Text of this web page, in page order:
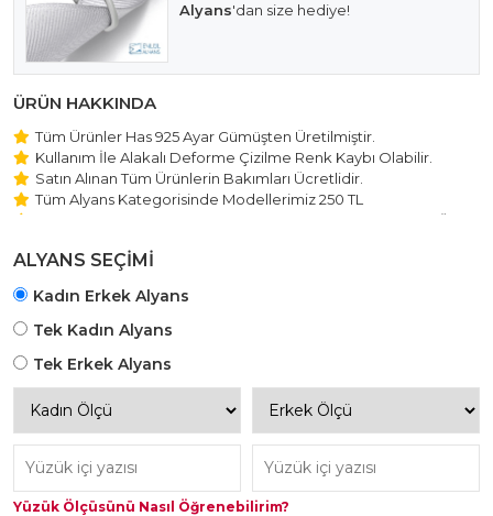
Alyans'dan size hediye!
ÜRÜN HAKKINDA
Tüm Ürünler Has 925 Ayar Gümüşten Üretilmiştir.
Kullanım İle Alakalı Deforme Çizilme Renk Kaybı Olabilir.
Satın Alınan Tüm Ürünlerin Bakımları Ücretlidir.
Tüm Alyans Kategorisinde Modellerimiz 250 TL
Beştaş Tektaş Kolye ve Bileklik Modellerimiz 150 TL Sabit Ücret
ALYANS SEÇİMİ
Kadın Erkek Alyans
Tek Kadın Alyans
Tek Erkek Alyans
Yüzük Ölçüsünü Nasıl Öğrenebilirim?